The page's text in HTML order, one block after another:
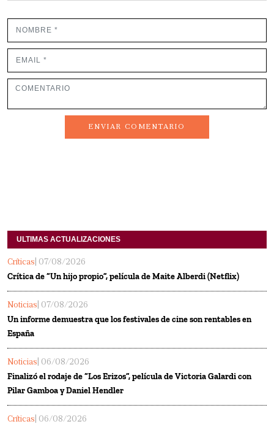
ENVIAR COMENTARIO
ULTIMAS ACTUALIZACIONES
Críticas | 07/08/2026
Crítica de “Un hijo propio”, película de Maite Alberdi (Netflix)
Noticias | 07/08/2026
Un informe demuestra que los festivales de cine son rentables en
España
Noticias | 06/08/2026
Finalizó el rodaje de “Los Erizos”, película de Victoria Galardi con
Pilar Gamboa y Daniel Hendler
Críticas | 06/08/2026